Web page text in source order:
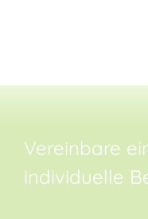
Vereinbare
individuelle